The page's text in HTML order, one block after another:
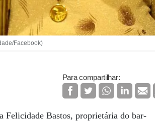
Facebook)
Para compartilhar:
Felicidade Bastos, proprietária do bar-